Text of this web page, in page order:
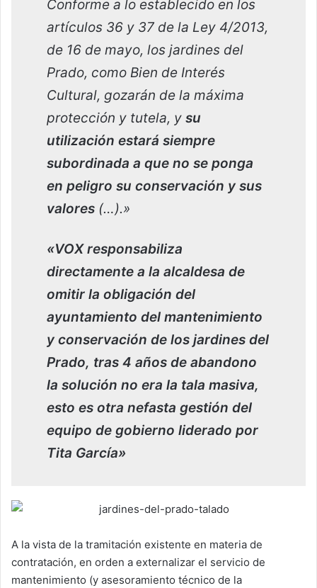
Conforme a lo establecido en los
artículos 36 y 37 de la Ley 4/2013,
de 16 de mayo, los jardines del
Prado, como Bien de Interés
Cultural, gozarán de la máxima
protección y tutela, y su
utilización estará siempre
subordinada a que no se ponga
en peligro su conservación y sus
valores (…).»
«VOX responsabiliza
directamente a la alcaldesa de
omitir la obligación del
ayuntamiento del mantenimiento
y conservación de los jardines del
Prado, tras 4 años de abandono
la solución no era la tala masiva,
esto es otra nefasta gestión del
equipo de gobierno liderado por
Tita García»
A la vista de la tramitación existente en materia de
contratación, en orden a externalizar el servicio de
mantenimiento (y asesoramiento técnico de la